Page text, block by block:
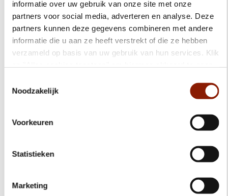
informatie over uw gebruik van onze site met onze
partners voor social media, adverteren en analyse. Deze
partners kunnen deze gegevens combineren met andere
informatie die u aan ze heeft verstrekt of die ze hebben
verzameld op basis van uw gebruik van hun services. Klik
onzeprivacypagina
cookies en via de cookie-instellingen button linksonder op
onze website kan je je toestemming op elk moment
wijzigen.
Noodzakelijk
Voorkeuren
Statistieken
Marketing